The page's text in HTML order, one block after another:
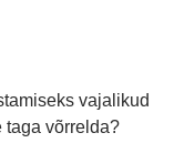
vajalikud
taga võrrelda?